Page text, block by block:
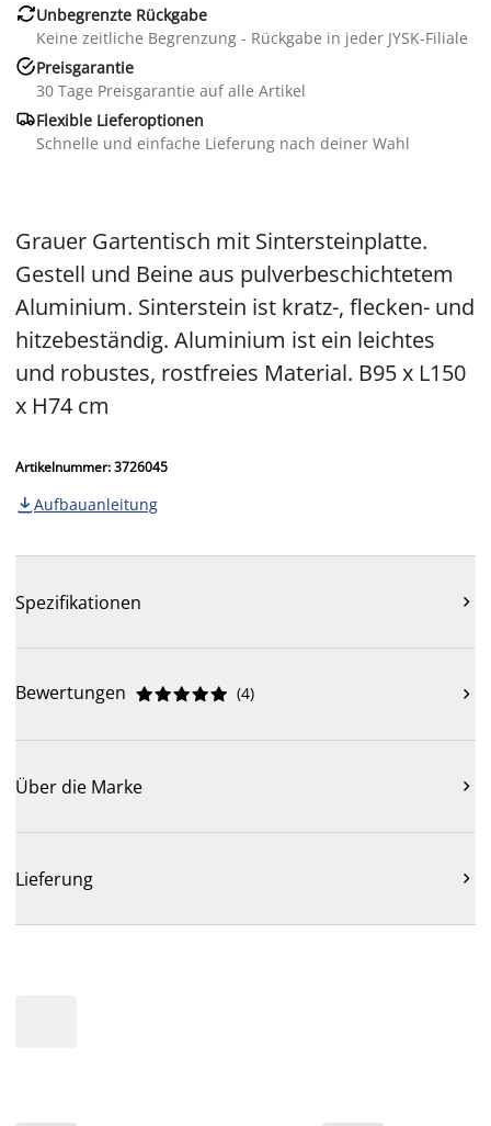
Unbegrenzte Rückgabe
Keine zeitliche Begrenzung - Rückgabe in jeder JYSK-Filiale
Preisgarantie
30 Tage Preisgarantie auf alle Artikel
Flexible Lieferoptionen
Schnelle und einfache Lieferung nach deiner Wahl
Grauer Gartentisch mit Sintersteinplatte.
Gestell und Beine aus pulverbeschichtetem
Aluminium. Sinterstein ist kratz-, flecken- und
hitzebeständig. Aluminium ist ein leichtes
und robustes, rostfreies Material. B95 x L150
x H74 cm
Artikelnummer: 3726045
 Aufbauanleitung
Spezifikationen 
Bewertungen 




 (4) 
Über die Marke 
Lieferung 